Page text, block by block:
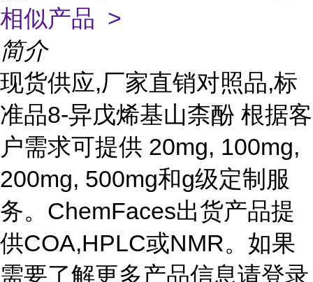
相似产品 >
简介
现货供应,厂家直销对照品,标
准品8-异戊烯基山柰酚 根据客
户需求可提供 20mg, 100mg,
200mg, 500mg和g级定制服
务。ChemFaces出货产品提
供COA,HPLC或NMR。如果
需要了解更多产品信息请登录